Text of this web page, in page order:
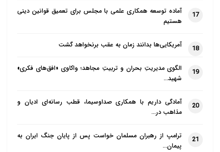
17
آماده توسعه همکاری علمی با مجلس برای تعمیق قوانین دینی
هستیم
18 آمریکایی‌ها بدانند زمان به عقب برنخواهد گشت
19
الگوی مدیریتِ بحران و تربیتِ مجاهد؛ واکاوی «افق‌های فکری»
شهید…
20
آمادگی داریم با همکاری صداوسیما، قطب رسانه‌ای ادیان و
مذاهب در…
21
ترامپ از رهبران مسلمان خواست پس از پایان جنگ ایران به
پیمان…